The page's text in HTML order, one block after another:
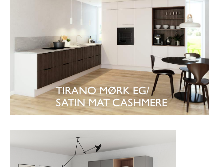
TIRANO MØRK EG/
SATIN MAT CASHMERE
SE KØKKEN